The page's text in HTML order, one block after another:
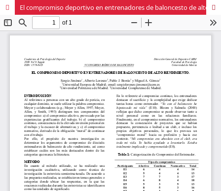
El compromiso deportivo en entrenadores de baloncesto de alto rendimiento